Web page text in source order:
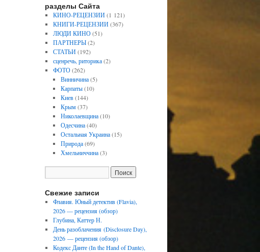
разделы Сайта
КИНО-РЕЦЕНЗИИ(1 121)
КНИГИ-РЕЦЕНЗИИ(367)
ЛЮДИ КИНО(51)
ПАРТНЕРЫ(2)
СТАТЬИ(192)
сценречь, риторика(2)
ФОТО(262)
Винничина(5)
Карпаты(10)
Киев(144)
Крым(37)
Николаевщина(10)
Одесчина(40)
Остальная Украина(15)
Природа(69)
Хмельниччина(3)
Свежие записи
Флавия. Юный детектив (Flavia),
2026 — рецензия (обзор)
Глубина, Каттер Н.
День разоблачения (Disclosure Day),
2026 — рецензия (обзор)
Кодекс Данте (In the Hand of Dante),